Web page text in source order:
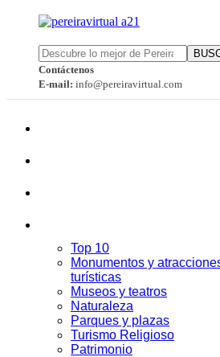
Contáctenos
E-mail: info@pereiravirtual.com
Top 10
Monumentos y
turísticas
Museos y teatros
Naturaleza
Parques y plazas
Turismo Religioso
Patrimonio